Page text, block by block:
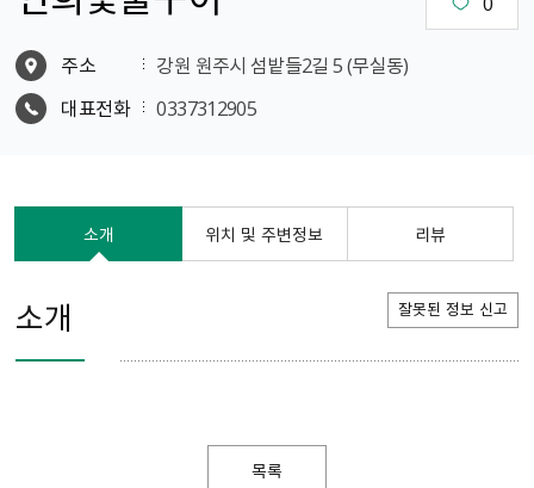
주소
강원 원주시 섬밭들2길 5 (무실동)
대표전화
0337312905
소개 위치 및 주변정보 리뷰
소개 잘못된 정보 신고
목록